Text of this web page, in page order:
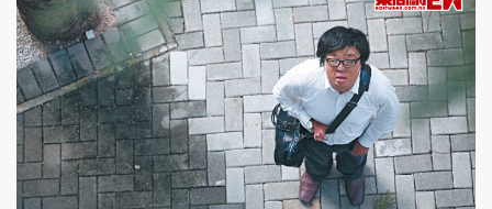
關於我們
聯絡我們
隱私政策聲明
使用條款
版權及免責聲明